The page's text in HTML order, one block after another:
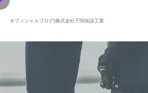
オフィシャルブログ|株式会社下関仮設工業